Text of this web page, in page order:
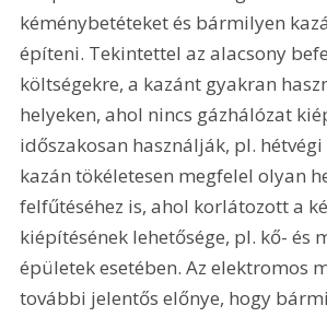
kéménybetéteket és bármilyen
építeni. Tekintettel az alacsony
költségekre, a kazánt gyakran
helyeken, ahol nincs gázhálózat
időszakosan használják, pl.
kazán tökéletesen megfelel olyan
felfűtéséhez is, ahol korlátozott a
kiépítésének lehetősége, pl. kő- és
épületek esetében. Az elektromos
további jelentős előnye, hogy